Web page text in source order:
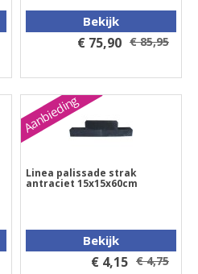
Bekijk
€ 75,90 € 85,95
Aanbieding
Linea palissade strak
antraciet 15x15x60cm
Bekijk
€ 4,15 € 4,75